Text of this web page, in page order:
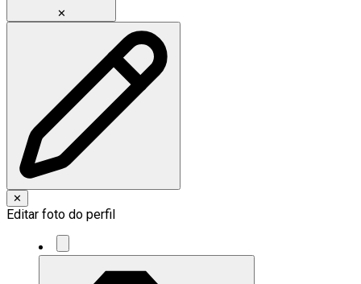
✕
✕
Editar foto do perfil